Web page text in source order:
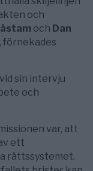
och
och Dan
förnekades
sin intervju
och
var, att
ett
rättssystemet.